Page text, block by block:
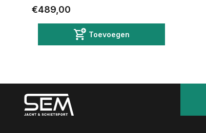
€489,00
Toevoegen